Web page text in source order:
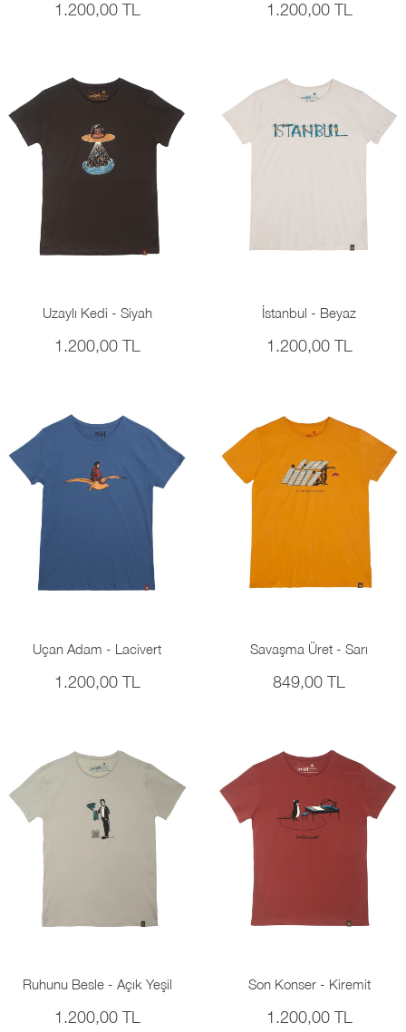
1.200,00 TL 1.200,00 TL
Uzaylı Kedi - Siyah
1.200,00 TL
İstanbul - Beyaz
1.200,00 TL
Uçan Adam - Lacivert
1.200,00 TL
Savaşma Üret - Sarı
849,00 TL
Ruhunu Besle - Açık Yeşil
1.200,00 TL
Son Konser - Kiremit
1.200,00 TL